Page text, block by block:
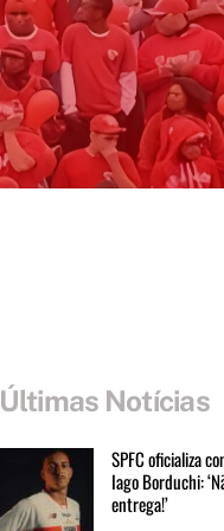
Últimas Notícias
SPFC oficializa
Iago Borduchi:
entrega!’